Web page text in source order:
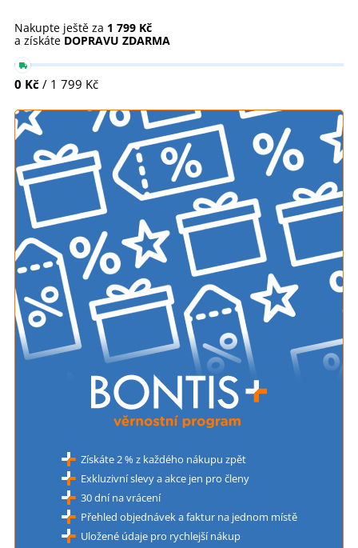
Nakupte ještě za 1 799 Kč
a získáte DOPRAVU ZDARMA
0 Kč / 1 799 Kč
Získáte 2 % z každého nákupu zpět
Exkluzivní slevy a akce jen pro členy
30 dní na vrácení
Přehled objednávek a faktur na jednom místě
Uložené údaje pro rychlejší nákup